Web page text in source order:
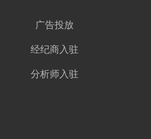
广告投放
经纪商入驻
分析师入驻